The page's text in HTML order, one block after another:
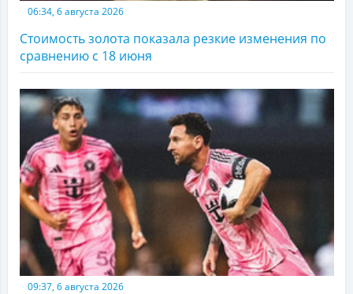
06:34, 6 августа 2026
Стоимость золота показала резкие изменения по
сравнению с 18 июня
09:37, 6 августа 2026